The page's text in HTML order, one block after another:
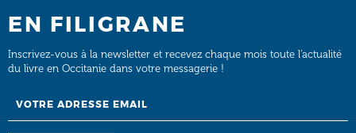
EN FILIGRANE
Inscrivez-vous à la newsletter et recevez chaque mois toute l’actualité
du livre en Occitanie dans votre messagerie !